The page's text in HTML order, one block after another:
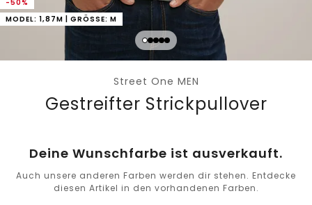
-50%
MODEL: 1,87M | GRÖSSE: M
Street One MEN
Gestreifter Strickpullover
Deine Wunschfarbe ist ausverkauft.
Auch unsere anderen Farben werden dir stehen. Entdecke
diesen Artikel in den vorhandenen Farben.